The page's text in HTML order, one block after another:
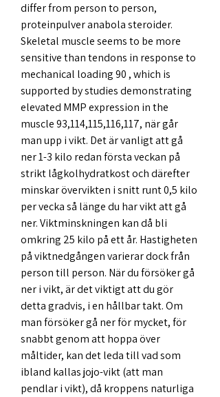
differ from person to person,
proteinpulver anabola steroider.
Skeletal muscle seems to be more
sensitive than tendons in response to
mechanical loading 90 , which is
supported by studies demonstrating
elevated MMP expression in the
muscle 93,114,115,116,117, när går
man upp i vikt. Det är vanligt att gå
ner 1-3 kilo redan första veckan på
strikt lågkolhydratkost och därefter
minskar övervikten i snitt runt 0,5 kilo
per vecka så länge du har vikt att gå
ner. Viktminskningen kan då bli
omkring 25 kilo på ett år. Hastigheten
på viktnedgången varierar dock från
person till person. När du försöker gå
ner i vikt, är det viktigt att du gör
detta gradvis, i en hållbar takt. Om
man försöker gå ner för mycket, för
snabbt genom att hoppa över
måltider, kan det leda till vad som
ibland kallas jojo-vikt (att man
pendlar i vikt), då kroppens naturliga